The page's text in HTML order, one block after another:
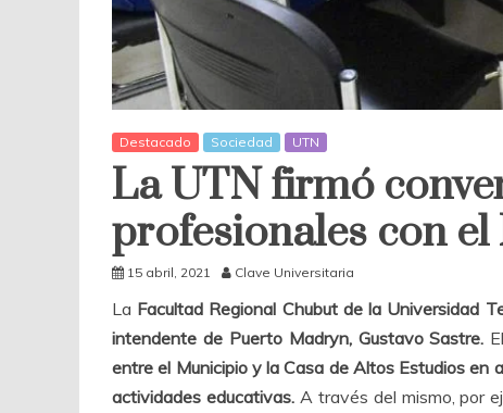
Destacado Sociedad UTN
La UTN firmó
profesionales con
15 abril, 2021 Clave Universitaria
La Facultad Regional Chubut de la Universidad
intendente de Puerto Madryn, Gustavo Sastre.
entre el Municipio y la Casa de Altos Estudios en
actividades educativas.A través del mismo, por